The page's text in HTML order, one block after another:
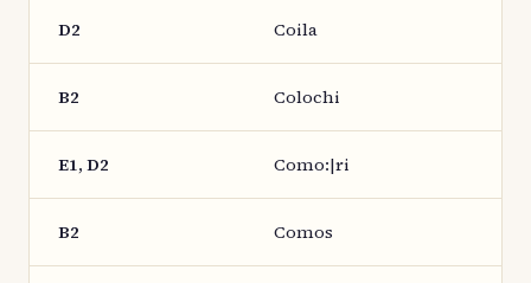
D2 Coila
B2 Colochi
E1, D2 Como:|ri
B2 Comos